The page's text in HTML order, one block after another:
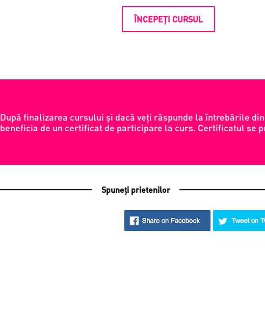
ÎNCEPEȚI CURSUL
După finalizarea cursului și dacă veți răspunde la întrebările
beneficia de un certificat de participare la curs. Certificatul se
Spuneți prietenilor